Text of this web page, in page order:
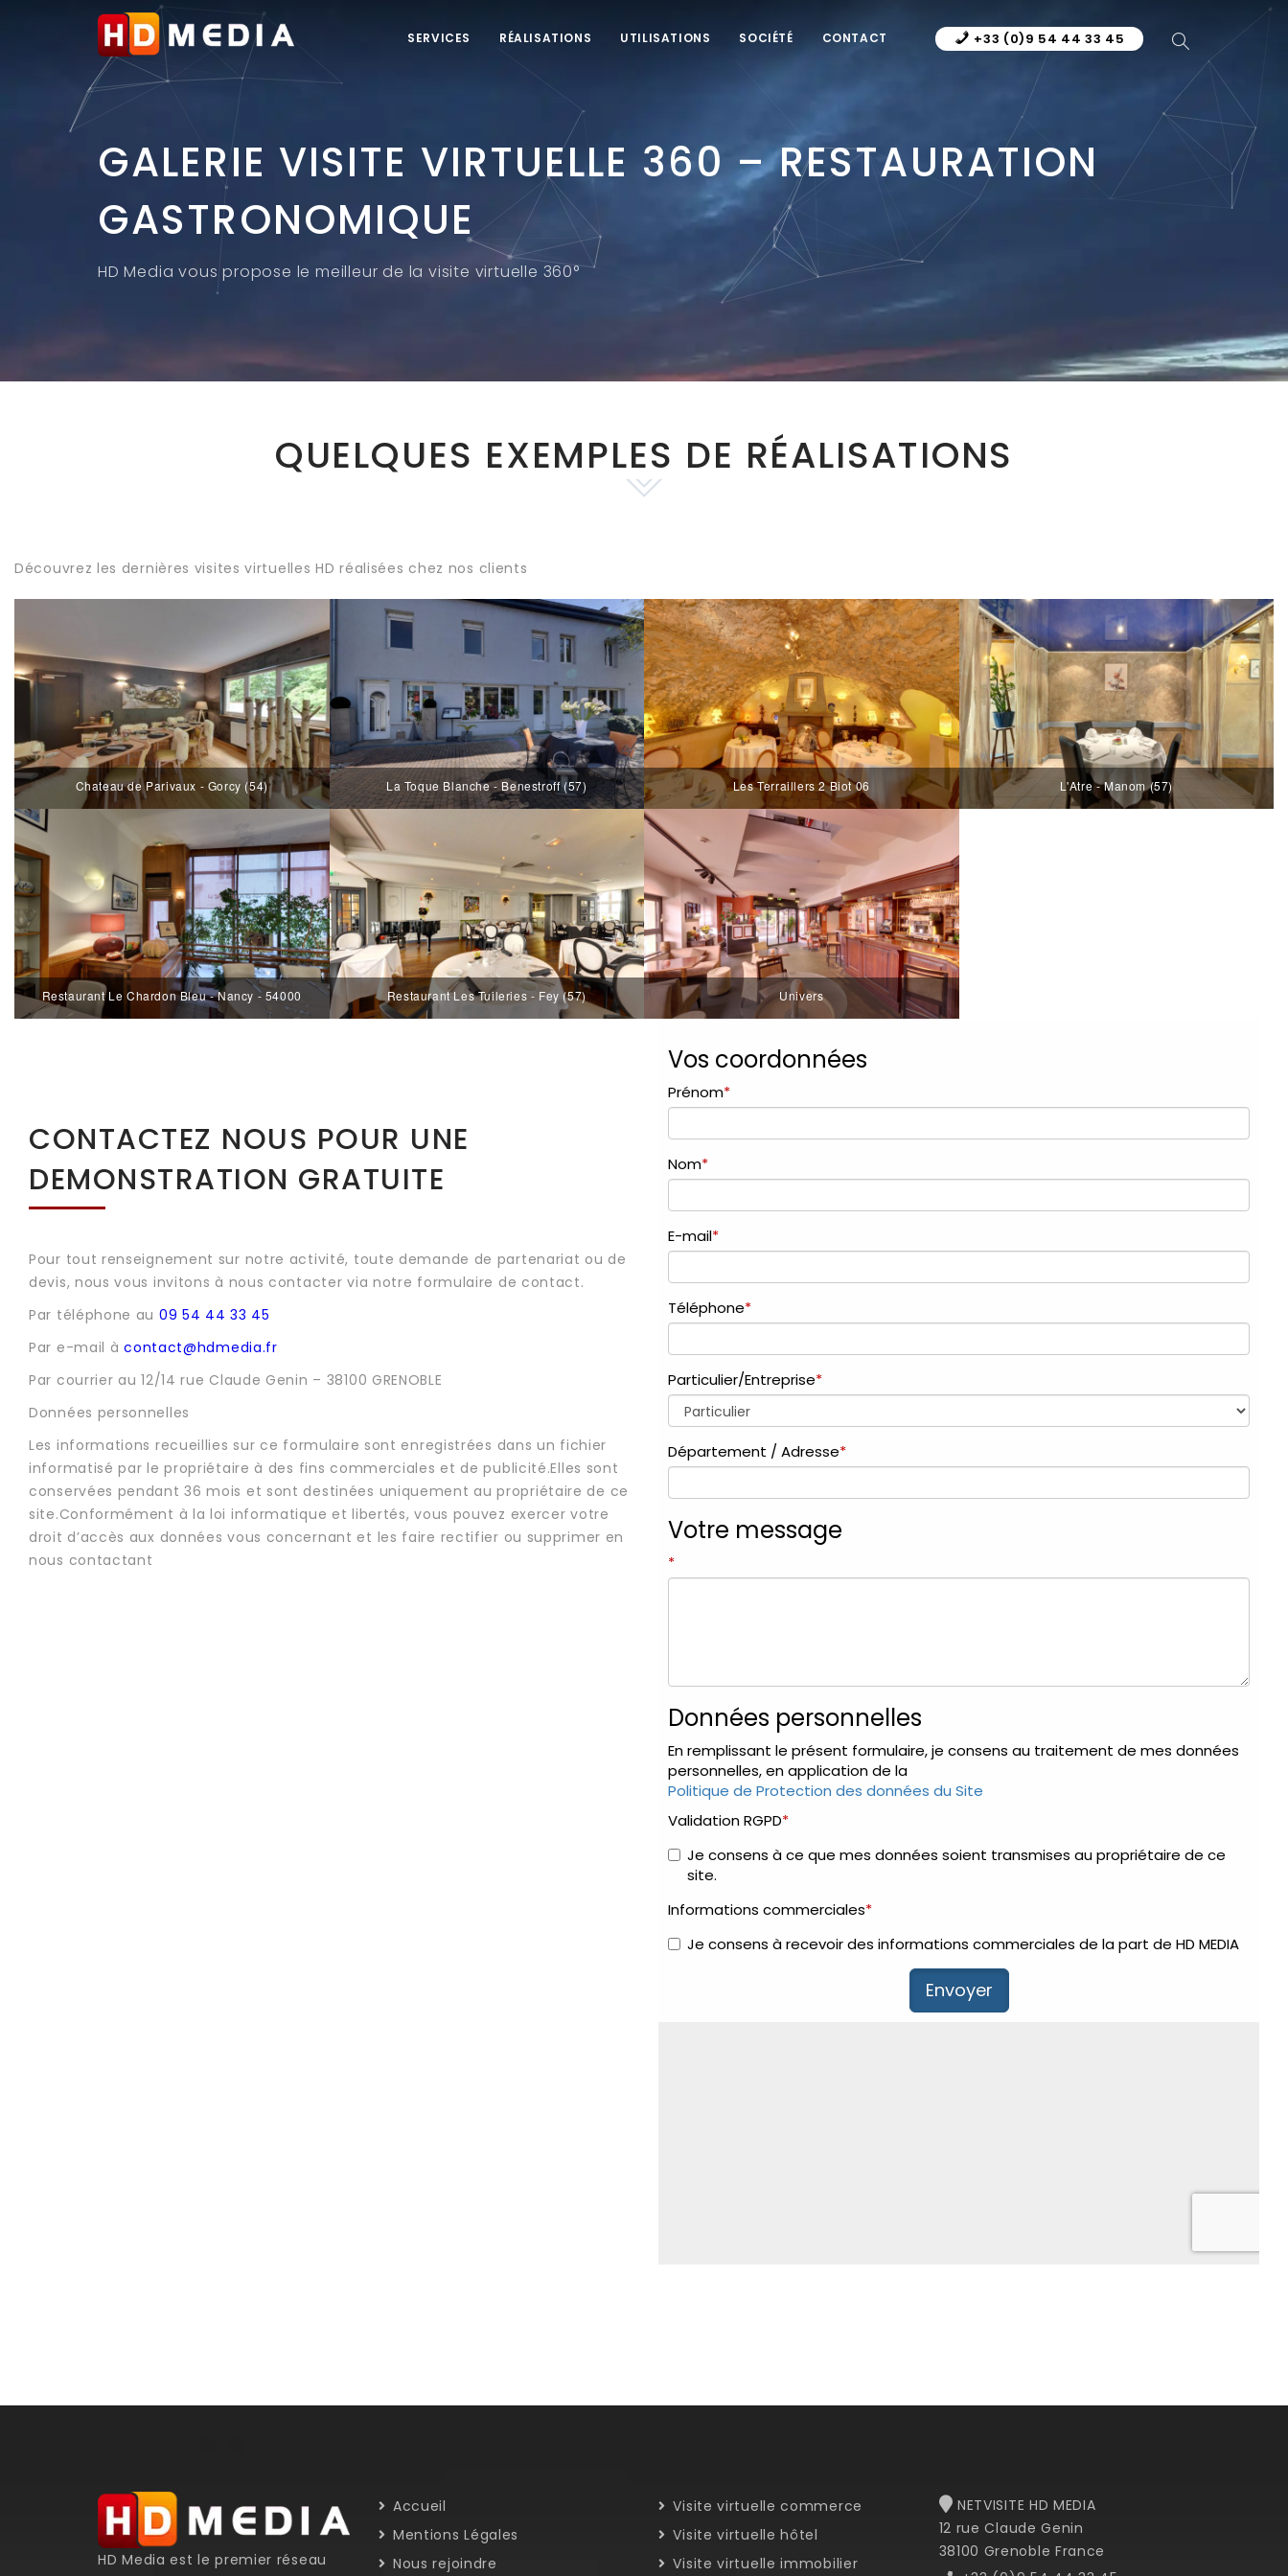
SERVICES RÉALISATIONS UTILISATIONS SOCIÉTÉ CONTACT +33 (0)9 54 44 33 45
GALERIE VISITE VIRTUELLE 360 – RESTAURATION
GASTRONOMIQUE
HD Media vous propose le meilleur de la visite virtuelle 360°
QUELQUES EXEMPLES DE RÉALISATIONS
Découvrez les dernières visites virtuelles HD réalisées chez nos clients
Chateau de Parivaux - Gorcy (54) La Toque Blanche - Benestroff (57) Les Terraillers 2 Biot 06 L'Atre - Manom (57)
Restaurant Le Chardon Bleu - Nancy - 54000 Restaurant Les Tuileries - Fey (57) Univers
CONTACTEZ NOUS POUR UNE
DEMONSTRATION GRATUITE
Pour tout renseignement sur notre activité, toute demande de partenariat ou de
devis, nous vous invitons à nous contacter via notre formulaire de contact.
Par téléphone au 09 54 44 33 45
Par e-mail àcontact@hdmedia.fr
Par courrier au 12/14 rue Claude Genin – 38100 GRENOBLE
Données personnelles
Les informations recueillies sur ce formulaire sont enregistrées dans un fichier
informatisé par le propriétaire à des fins commerciales et de publicité.Elles sont
conservées pendant 36 mois et sont destinées uniquement au propriétaire de ce
site.Conformément à la loi informatique et libertés, vous pouvez exercer votre
droit d’accès aux données vous concernant et les faire rectifier ou supprimer en
nous contactant
HD Media est le premier réseau
Accueil
Mentions Légales
Nous rejoindre
Visite virtuelle commerce
Visite virtuelle hôtel
Visite virtuelle immobilier
NETVISITE HD MEDIA
12 rue Claude Genin
38100 Grenoble France